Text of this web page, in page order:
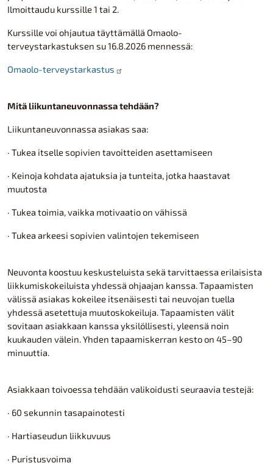
Ilmoittaudu kurssille 1 tai 2.
Kurssille voi ohjautua täyttämällä Omaolo-
terveystarkastuksen su 16.8.2026 mennessä:
Omaolo-terveystarkastus
Mitä liikuntaneuvonnassa tehdään?
Liikuntaneuvonnassa asiakas saa:
· Tukea itselle sopivien tavoitteiden asettamiseen
· Keinoja kohdata ajatuksia ja tunteita, jotka haastavat
muutosta
· Tukea toimia, vaikka motivaatio on vähissä
· Tukea arkeesi sopivien valintojen tekemiseen
Neuvonta koostuu keskusteluista sekä tarvittaessa erilaisista
liikkumiskokeiluista yhdessä ohjaajan kanssa. Tapaamisten
välissä asiakas kokeilee itsenäisesti tai neuvojan tuella
yhdessä asetettuja muutoskokeiluja. Tapaamisten välit
sovitaan asiakkaan kanssa yksilöllisesti, yleensä noin
kuukauden välein. Yhden tapaamiskerran kesto on 45–90
minuuttia.
Asiakkaan toivoessa tehdään valikoidusti seuraavia testejä:
· 60 sekunnin tasapainotesti
· Hartiaseudun liikkuvuus
· Puristusvoima